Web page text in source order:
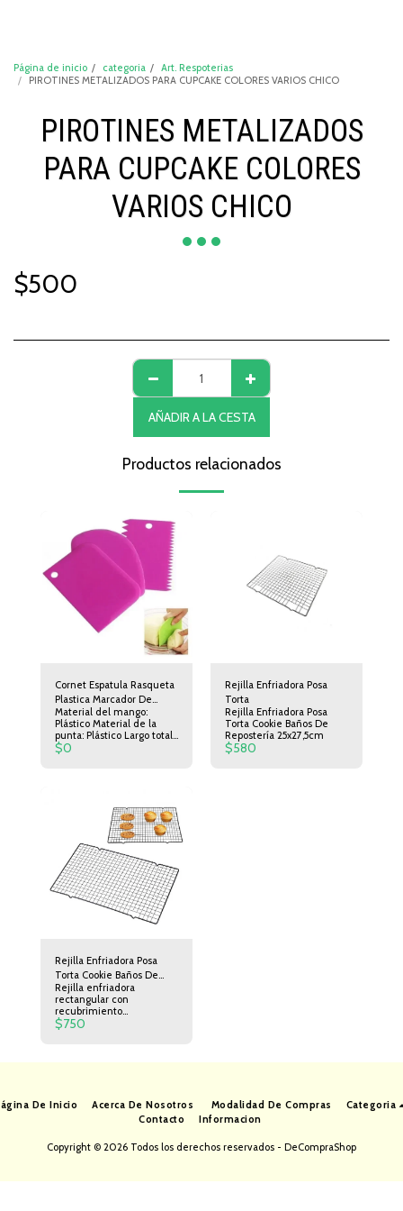
Página de inicio categoria
Art. Respoterias
PIROTINES METALIZADOS PARA CUPCAKE COLORES VARIOS CHICO
PIROTINES METALIZADOS
PARA CUPCAKE COLORES
VARIOS CHICO
$500
AÑADIR A LA CESTA
Productos relacionados
Cornet Espatula Rasqueta
Plastica Marcador De
Tortas Set X 3 Reposteria
Pasteleria
Material del mango:
Plástico Material de la
punta: Plástico Largo total:
11.5 cm
$0
Rejilla Enfriadora Posa
Torta
Rejilla Enfriadora Posa
Torta Cookie Baños De
Repostería 25x27,5cm
$580
Rejilla Enfriadora Posa
Torta Cookie Baños De
Repostería 25x40cm
Rejilla enfriadora
rectangular con
recubrimiento
antiadherente con patitas.
$750
De Inicio Acerca De Nosotros Modalidad De Compras
Categoria
Contacto
Informacion
Copyright © 2026 Todos los derechos reservados - DeCompraShop